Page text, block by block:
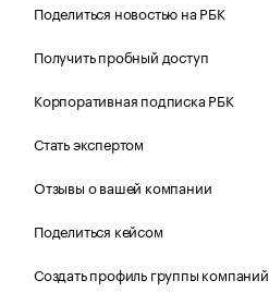
Поделиться новостью на РБК
Получить пробный доступ
Корпоративная подписка РБК
Стать экспертом
Отзывы о вашей компании
Поделиться кейсом
Создать профиль группы компаний